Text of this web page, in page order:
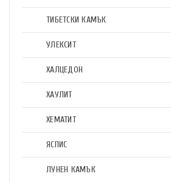
ТИБЕТСКИ КАМЪК
УЛЕКСИТ
ХАЛЦЕДОН
ХАУЛИТ
ХЕМАТИТ
ЯСПИС
ЛУНЕН КАМЪК